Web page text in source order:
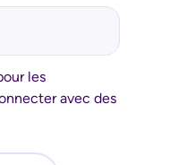
les
avec des